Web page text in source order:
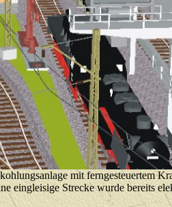
mit ferngesteuertem
eingleisige Strecke wurde bereits